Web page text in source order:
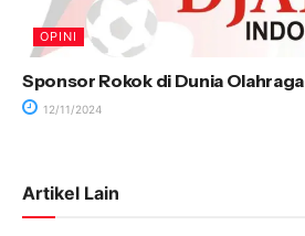
OPINI
Sponsor Rokok di Dunia Olahraga
12/11/2024
Artikel Lain